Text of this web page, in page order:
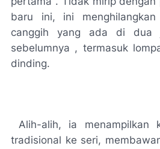
baru ini, ini menghilangkan
canggih yang ada di dua
sebelumnya , termasuk
dinding.
Alih-alih, ia menampilkan
tradisional ke seri,